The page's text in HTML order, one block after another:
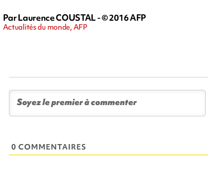
Par Laurence COUSTAL - © 2016 AFP
Actualités du monde, AFP
0 COMMENTAIRES